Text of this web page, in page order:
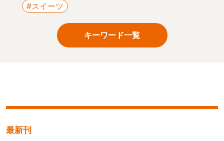
#スイーツ
キーワード一覧
最新刊